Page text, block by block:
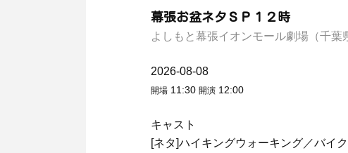
幕張お盆ネタＳＰ１２時
よしもと幕張イオンモール劇場（千葉
2026-08-08
開場 11:30 開演 12:00
キャスト
[ネタ]ハイキングウォーキング／バイ